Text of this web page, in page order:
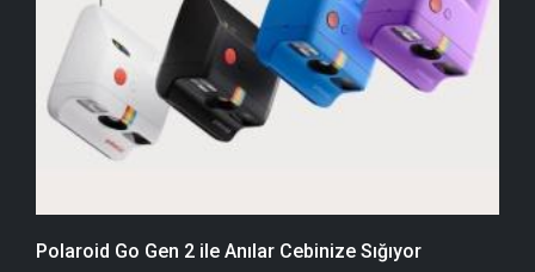
Polaroid Go Gen 2 ile Anılar Cebinize Sığıyor